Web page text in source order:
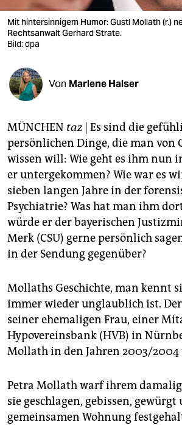
verlag
veranstaltungen
fragen & hilfe
abo
genossenschaft
epaper login
Mit hintersinnigem Humor: Gustl Mollath (r.)
Rechtsanwalt Gerhard Strate.
Bild: dpa
Von Marlene Halser
MÜNCHEN taz| Es sind die
persönlichen Dinge, die man von
wissen will: Wie geht es ihm nun
er untergekommen? Wie war es
sieben langen Jahre in der
Psychiatrie? Was hat man ihm
würde er der bayerischen
Merk (CSU) gerne persönlich
in der Sendung gegenüber?
Mollaths Geschichte, man kennt
immer wieder unglaublich ist.
seiner ehemaligen Frau, einer
Hypovereinsbank (HVB) in
Mollath in den Jahren 2003/2004
Petra Mollath warf ihrem
sie geschlagen, gebissen,
gemeinsamen Wohnung